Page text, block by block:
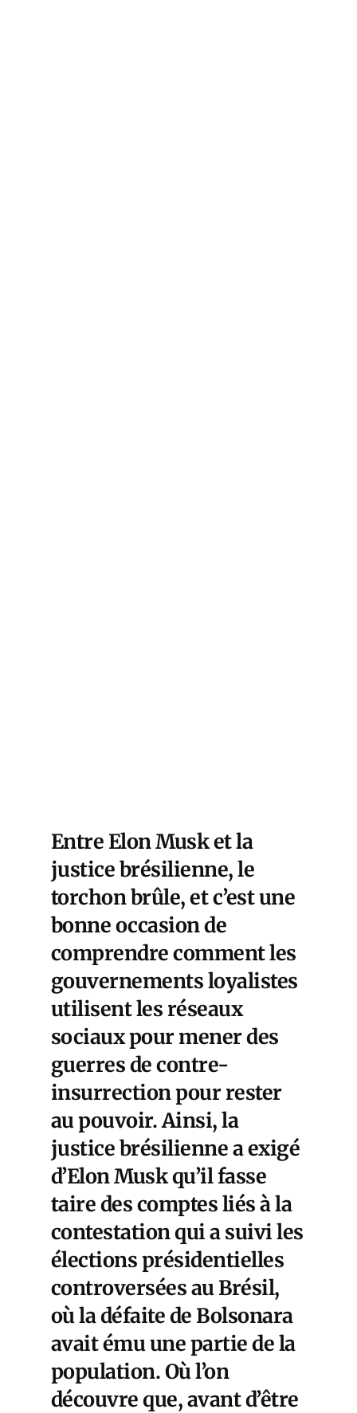
Entre Elon Musk et la
justice brésilienne, le
torchon brûle, et c’est une
bonne occasion de
comprendre comment les
gouvernements loyalistes
utilisent les réseaux
sociaux pour mener des
guerres de contre-
insurrection pour rester
au pouvoir. Ainsi, la
justice brésilienne a exigé
d’Elon Musk qu’il fasse
taire des comptes liés à la
contestation qui a suivi les
élections présidentielles
controversées au Brésil,
où la défaite de Bolsonara
avait ému une partie de la
population. Où l’on
découvre que, avant d’être